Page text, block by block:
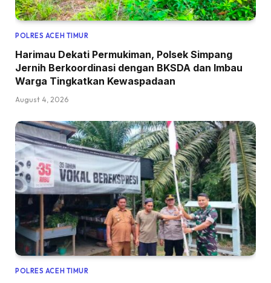
POLRES ACEH TIMUR
Harimau Dekati Permukiman, Polsek Simpang
Jernih Berkoordinasi dengan BKSDA dan Imbau
Warga Tingkatkan Kewaspadaan
August 4, 2026
POLRES ACEH TIMUR